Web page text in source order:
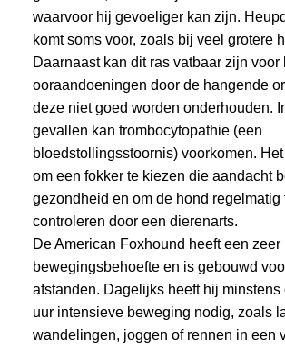
waarvoor hij gevoeliger kan zijn.
komt soms voor, zoals bij veel grotere
Daarnaast kan dit ras vatbaar zijn voor
ooraandoeningen door de hangende
deze niet goed worden onderhouden.
gevallen kan trombocytopathie (een
bloedstollingsstoornis) voorkomen.
om een fokker te kiezen die aandacht
gezondheid en om de hond regelmatig
controleren door een dierenarts.
De American Foxhound heeft een zeer
bewegingsbehoefte en is gebouwd
afstanden. Dagelijks heeft hij minstens
uur intensieve beweging nodig, zoals
wandelingen, joggen of rennen in een